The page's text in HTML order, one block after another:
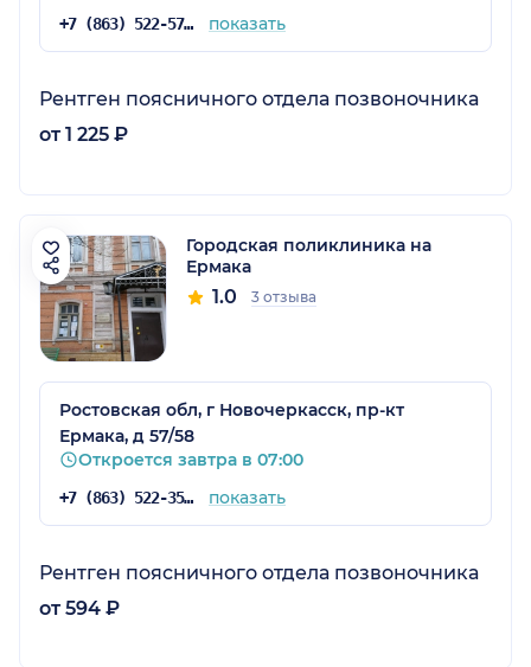
+7 (863) 522-57-01 показать
Рентген поясничного отдела позвоночника
от 1 225 ₽
Городская поликлиника на
Ермака
1.0 3 отзыва
Ростовская обл, г Новочеркасск, пр-кт
Ермака, д 57/58
Откроется завтра в 07:00
+7 (863) 522-35-36 показать
Рентген поясничного отдела позвоночника
от 594 ₽